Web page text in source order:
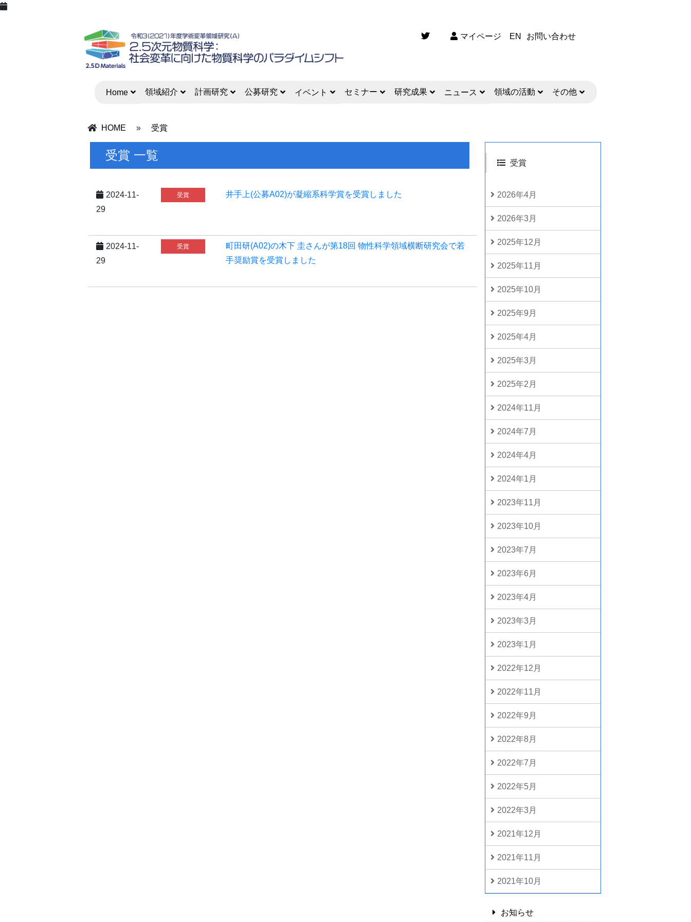
マイページ EN お問い合わせ
Home 領域紹介 計画研究 公募研究 イベント セミナー 研究成果 ニュース 領域の活動 その他
HOME » 受賞
受賞
2026年4月
2026年3月
2025年12月
2025年11月
2025年10月
2025年9月
2025年4月
2025年3月
2025年2月
2024年11月
2024年7月
2024年4月
2024年1月
2023年11月
2023年10月
2023年7月
2023年6月
2023年4月
2023年3月
2023年1月
2022年12月
2022年11月
2022年9月
2022年8月
2022年7月
2022年5月
2022年3月
2021年12月
2021年11月
2021年10月
お知らせ
受賞 一覧
2024-11-
29
受賞 井手上(公募A02)が凝縮系科学賞を受賞しました
2024-11-
29
受賞
町田研(A02)の木下 圭さんが第18回 物性科学領域横断研究会で若
手奨励賞を受賞しました